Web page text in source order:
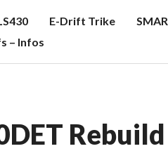
E-Drift Trike
– Infos